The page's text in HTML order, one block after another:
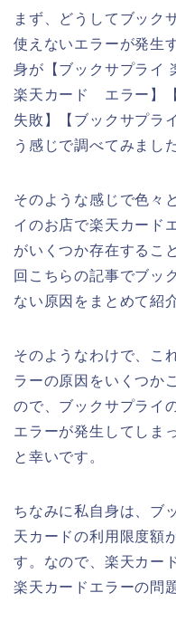
まず、どうしてブック
使えないエラーが発生
身が【ブックサプライ
楽天カード エラー】
失敗】【ブックサプラ
う感じで調べてみまし
そのような感じで色々
イのお店で楽天カード
がいくつか存在するこ
回こちらの記事でブッ
ない原因をまとめて紹
そのようなわけで、こ
ラーの原因をいくつか
ので、ブックサプライ
エラーが発生してしま
と幸いです。
ちなみに私自身は、ブ
天カードの利用限度額
す。なので、楽天カー
楽天カードエラーの問